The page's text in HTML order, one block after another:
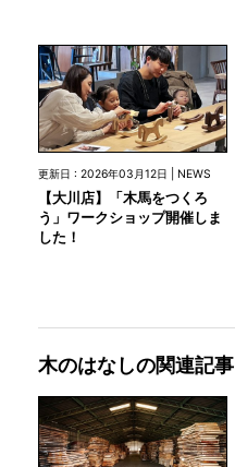
更新日 : 2026年03月12日 | NEWS
【大川店】「木馬をつくろ
う」ワークショップ開催しま
した！
木のはなしの関連記事